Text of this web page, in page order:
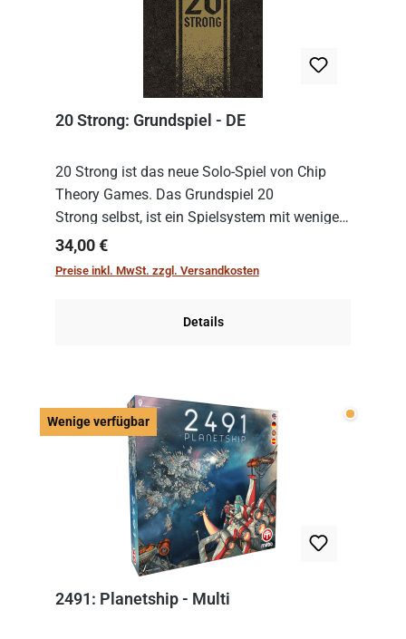
20 Strong: Grundspiel - DE
20 Strong ist das neue Solo-Spiel von Chip
Theory Games. Das Grundspiel 20
Strong selbst, ist ein Spielsystem mit wenigen,
einfachen Regeln. Um es zu spielen, muss es
immer mit einem Themenset ergänzt werden.
Regulärer Preis:
34,00 €
Preise inkl. MwSt. zzgl. Versandkosten
Details
Wenige verfügbar Wenige
2491: Planetship - Multi